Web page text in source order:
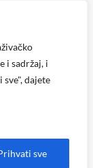
i sadržaj, i
dajete
sve